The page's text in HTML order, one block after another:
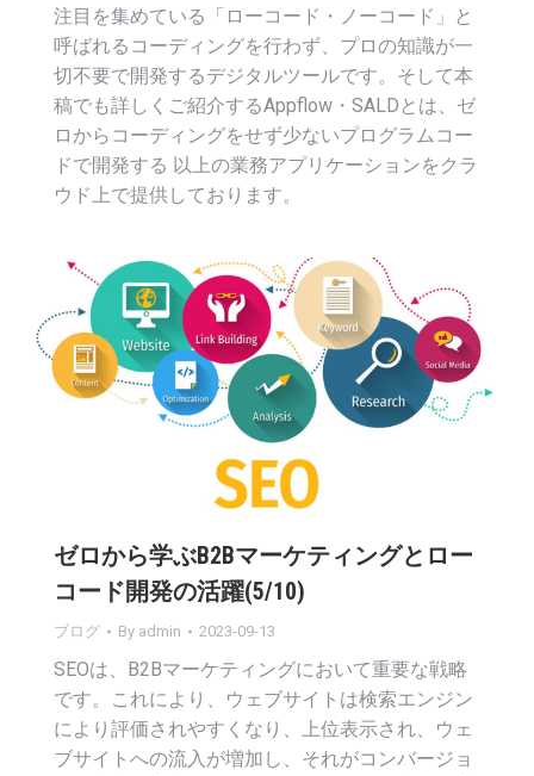
注目を集めている「ローコード・ノーコード」と
呼ばれるコーディングを行わず、プロの知識が一
切不要で開発するデジタルツールです。そして本
稿でも詳しくご紹介するAppflow・SALDとは、ゼ
ロからコーディングをせず少ないプログラムコー
ドで開発する 以上の業務アプリケーションをクラ
ウド上で提供しております。
ゼロから学ぶB2Bマーケティングとロー
コード開発の活躍(5/10)
ブログ By admin 2023-09-13
SEOは、B2Bマーケティングにおいて重要な戦略
です。これにより、ウェブサイトは検索エンジン
により評価されやすくなり、上位表示され、ウェ
ブサイトへの流入が増加し、それがコンバージョ